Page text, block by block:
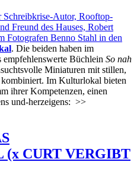
Autor, Rooftop-
Freund des Hauses, Robert
Fotografen Benno Stahl in den
. Die beiden haben im
empfehlenswerte Büchlein So nah
Miniaturen mit stillen,
Im Kulturlokal bieten
ihrer Kompetenzen, einen
und-herzeigens: >>
(x CURT VERGIBT